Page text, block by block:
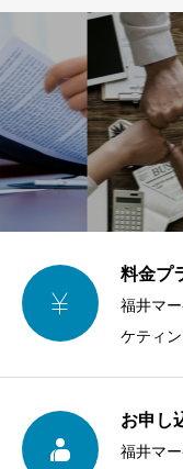

料金プ
福井マ
ケティ

お申し
福井マ